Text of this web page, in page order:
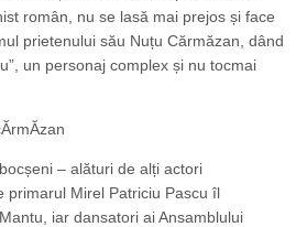
român, nu se lasă mai prejos și face
prietenului său Nuțu Cărmăzan, dând
un personaj complex și nu tocmai
– alături de alți actori
primarul Mirel Patriciu Pascu îl
iar dansatori ai Ansamblului